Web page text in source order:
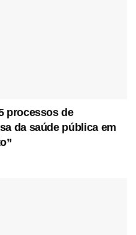
processos de
da saúde pública em